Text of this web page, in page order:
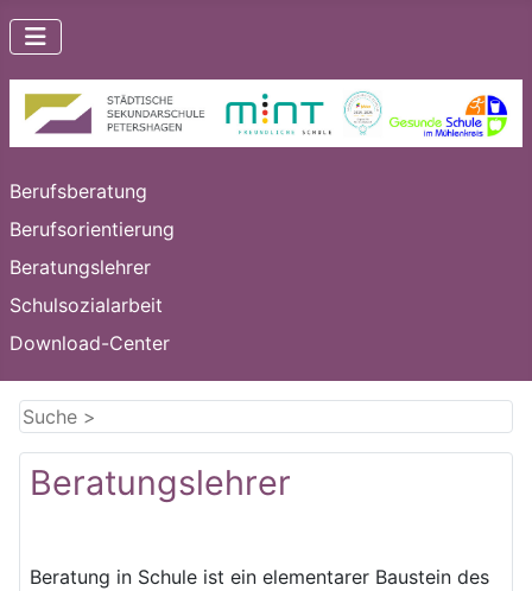
Berufsberatung
Berufsorientierung
Beratungslehrer
Schulsozialarbeit
Download-Center
Beratungslehrer
Beratung in Schule ist ein elementarer Baustein des